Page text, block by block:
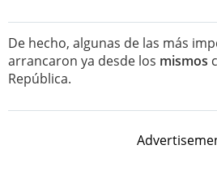
De hecho, algunas de las más
arrancaron ya desde los mismos
República.